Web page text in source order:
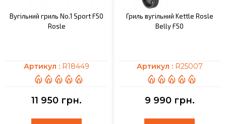
Вугільний гриль No.1 Sport F50
Rosle
Артикул : R18449
11 950 грн.
Гриль вугільний Kettle Rosle
Belly F50
Артикул : R25007
9 990 грн.